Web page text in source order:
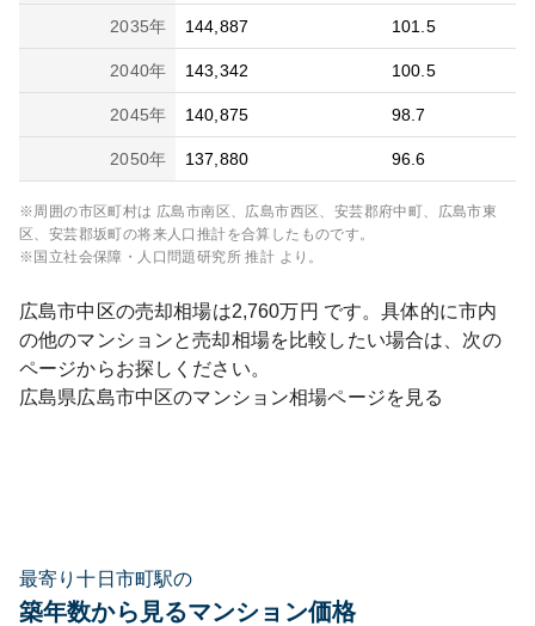
2035年 144,887 101.5
2040年 143,342 100.5
2045年 140,875 98.7
2050年 137,880 96.6
※周囲の市区町村は 広島市南区、広島市西区、安芸郡府中町、広島市東
区、安芸郡坂町の将来人口推計を合算したものです。
※国立社会保障・人口問題研究所 推計 より。
広島市中区の売却相場は2,760万円 です。具体的に市内
の他のマンションと売却相場を比較したい場合は、次の
ページからお探しください。
広島県広島市中区のマンション相場ページを見る
最寄り十日市町駅の
築年数から見るマンション価格